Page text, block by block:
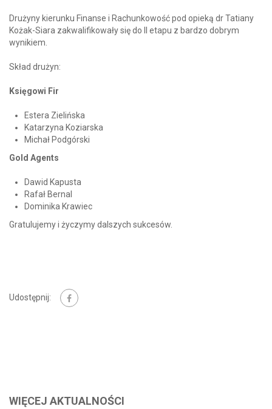
Drużyny kierunku Finanse i Rachunkowość pod opieką dr Tatiany
Kożak-Siara zakwalifikowały się do II etapu z bardzo dobrym
wynikiem.
Skład drużyn:
Księgowi Fir
Estera Zielińska
Katarzyna Koziarska
Michał Podgórski
Gold Agents
Dawid Kapusta
Rafał Bernal
Dominika Krawiec
Gratulujemy i życzymy dalszych sukcesów.
Udostępnij:
WIĘCEJ AKTUALNOŚCI